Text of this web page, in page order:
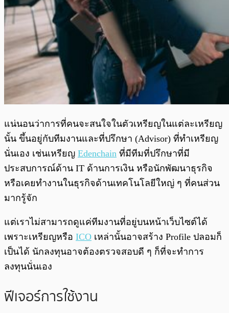
แน่นอนว่าการที่คนจะสนใจในตัวเหรียญในแต่ละเหรียญ
นั้น ขึ้นอยู่กับทีมงานและที่ปรึกษา (Advisor) ที่ทำเหรียญ
นั่นเอง เช่นเหรียญ Edenchain ที่มีทีมที่ปรึกษาที่มี
ประสบการณ์ด้าน IT ด้านการเงิน หรือนักพัฒนาธุรกิจ
หรือเคยทำงานในธุรกิจด้านเทคโนโลยีใหญ่ ๆ ที่คนส่วน
มากรู้จัก
แต่เราไม่สามารถดูแค่ทีมงานที่อยู่บนหน้าเว็บไซต์ได้
เพราะเหรียญหรือ ICO เหล่านั้นอาจสร้าง Profile ปลอมก็
เป็นได้ นักลงทุนอาจต้องตรวจสอบดี ๆ ก็ที่จะทำการ
ลงทุนนั่นเอง
ฟีเจอร์การใช้งาน